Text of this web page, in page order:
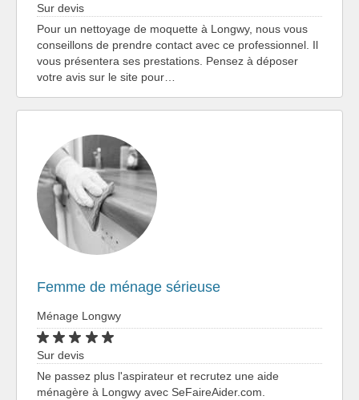
Sur devis
Pour un nettoyage de moquette à Longwy, nous vous
conseillons de prendre contact avec ce professionnel. Il
vous présentera ses prestations. Pensez à déposer
votre avis sur le site pour…
Femme de ménage sérieuse
Ménage Longwy
Sur devis
Ne passez plus l'aspirateur et recrutez une aide
ménagère à Longwy avec SeFaireAider.com.